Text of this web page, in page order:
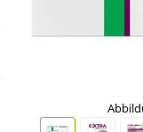
Täglich gut versorgt
Nahrungsergänzung